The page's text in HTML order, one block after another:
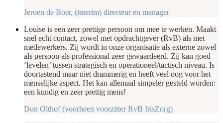
Jeroen de Boer, (interim) directeur en manager
Louise is een zeer prettige persoon om mee te werken. Maakt
snel echt contact, zowel met opdrachtgever (RvB) als met
medewerkers. Zij wordt in onze organisatie als externe zowel
als persoon als professional zeer gewaardeerd. Zij kan goed
‘levelen’ tussen strategisch en operationeel/tactisch niveau. Is
doortastend maar niet drammerig en heeft veel oog voor het
menselijke aspect. Het kan allemaal simpeler gesteld worden:
een kundig en zeer prettig mens!
Don Olthof (voorheen voorzitter RvB IrisZorg)